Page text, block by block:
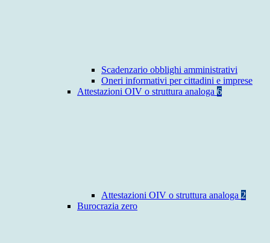
Scadenzario obblighi amministrativi
Oneri informativi per cittadini e imprese
Attestazioni OIV o struttura analoga 6
Attestazioni OIV o struttura analoga 2
Burocrazia zero